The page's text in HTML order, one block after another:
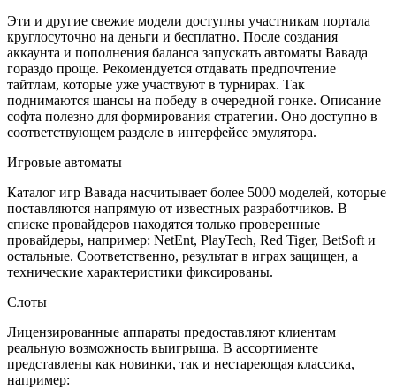
Эти и другие свежие модели доступны участникам портала
круглосуточно на деньги и бесплатно. После создания
аккаунта и пополнения баланса запускать автоматы Вавада
гораздо проще. Рекомендуется отдавать предпочтение
тайтлам, которые уже участвуют в турнирах. Так
поднимаются шансы на победу в очередной гонке. Описание
софта полезно для формирования стратегии. Оно доступно в
соответствующем разделе в интерфейсе эмулятора.
Игровые автоматы
Каталог игр Вавада насчитывает более 5000 моделей, которые
поставляются напрямую от известных разработчиков. В
списке провайдеров находятся только проверенные
провайдеры, например: NetEnt, PlayTech, Red Tiger, BetSoft и
остальные. Соответственно, результат в играх защищен, а
технические характеристики фиксированы.
Слоты
Лицензированные аппараты предоставляют клиентам
реальную возможность выигрыша. В ассортименте
представлены как новинки, так и нестареющая классика,
например: